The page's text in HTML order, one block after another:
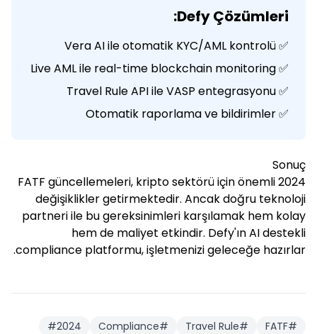
Defy Çözümleri:
✅ Vera AI ile otomatik KYC/AML kontrolü
✅ Live AML ile real-time blockchain monitoring
✅ Travel Rule API ile VASP entegrasyonu
✅ Otomatik raporlama ve bildirimler
Sonuç
2024 FATF güncellemeleri, kripto sektörü için önemli
değişiklikler getirmektedir. Ancak doğru teknoloji
partneri ile bu gereksinimleri karşılamak hem kolay
hem de maliyet etkindir. Defy'ın AI destekli
compliance platformu, işletmenizi geleceğe hazırlar.
#
FATF
#
Travel Rule
#
Compliance
#2024